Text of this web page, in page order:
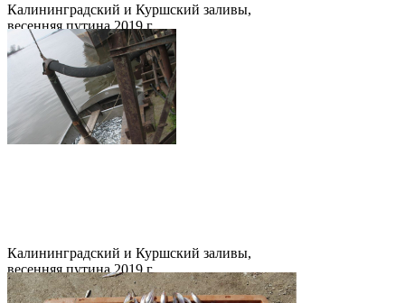
Калининградский и Куршский заливы,
весенняя путина 2019 г.
Калининградский и Куршский заливы,
весенняя путина 2019 г.